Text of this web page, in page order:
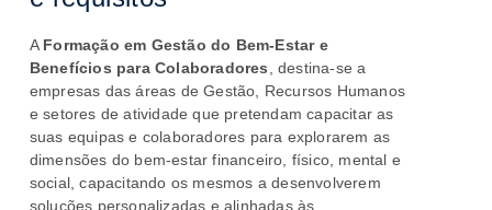
A Formação em Gestão do Bem-Estar e
Benefícios para Colaboradores
, destina-se a
empresas das áreas de Gestão, Recursos Humanos
e setores de atividade que pretendam capacitar as
suas equipas e colaboradores para explorarem as
dimensões do bem-estar financeiro, físico, mental e
social, capacitando os mesmos a desenvolverem
soluções personalizadas e alinhadas às